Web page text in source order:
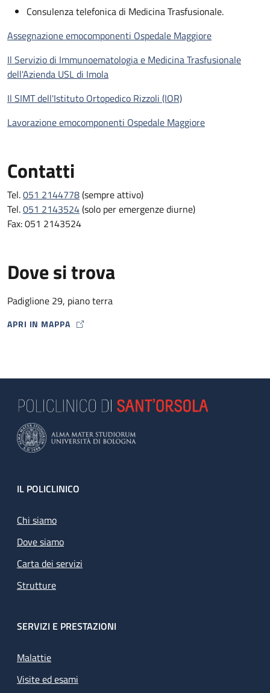
Consulenza telefonica di Medicina Trasfusionale.
Assegnazione emocomponenti Ospedale Maggiore
Il Servizio di Immunoematologia e Medicina Trasfusionale
dell'Azienda USL di Imola
Il SIMT dell'Istituto Ortopedico Rizzoli (IOR)
Lavorazione emocomponenti Ospedale Maggiore
Contatti
Tel.051 2144778(sempre attivo)
Tel.051 2143524(solo per emergenze diurne)
Fax: 051 2143524
Dove si trova
Padiglione 29, piano terra
APRI IN MAPPA
MAP ICON
Footer
IL POLICLINICO
Chi siamo
Dove siamo
Carta dei servizi
Strutture
SERVIZI E PRESTAZIONI
Malattie
Visite ed esami